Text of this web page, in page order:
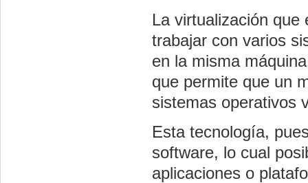
La virtualización
trabajar con varios
en la misma
que permite que un
sistemas operativos
Esta tecnología,
software, lo cual
aplicaciones o